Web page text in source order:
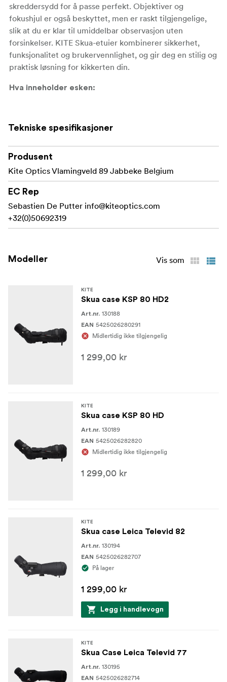
skreddersydd for å passe perfekt. Objektiver og
fokushjul er også beskyttet, men er raskt tilgjengelige,
slik at du er klar til umiddelbar observasjon uten
forsinkelser. KITE Skua-etuier kombinerer sikkerhet,
funksjonalitet og brukervennlighet, og gir deg en stilig og
praktisk løsning for kikkerten din.
Hva inneholder esken:
Tekniske spesifikasjoner
Produsent
Kite Optics Vlamingveld 89 Jabbeke Belgium
EC Rep
Sebastien De Putter info@kiteoptics.com
+32(0)50692319
Modeller Vis som
KITE
Skua case KSP 80 HD2
Art.nr. 130188
EAN 5425026280291
Midlertidig ikke tilgjengelig
1 299,00 kr
KITE
Skua case KSP 80 HD
Art.nr. 130189
EAN 5425026282820
Midlertidig ikke tilgjengelig
1 299,00 kr
KITE
Skua case Leica Televid 82
Art.nr. 130194
EAN 5425026282707
På lager
1 299,00 kr
Legg i handlevogn
KITE
Skua Case Leica Televid 77
Art.nr. 130195
EAN 5425026282714